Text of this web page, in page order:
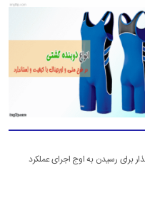
برای رسیدن به اوج اجرای عملکرد